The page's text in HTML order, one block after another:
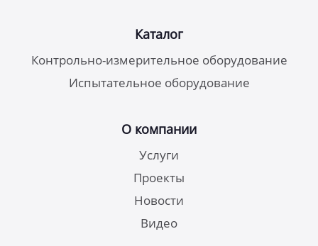
Каталог
Контрольно-измерительное оборудование
Испытательное оборудование
О компании
Услуги
Проекты
Новости
Видео